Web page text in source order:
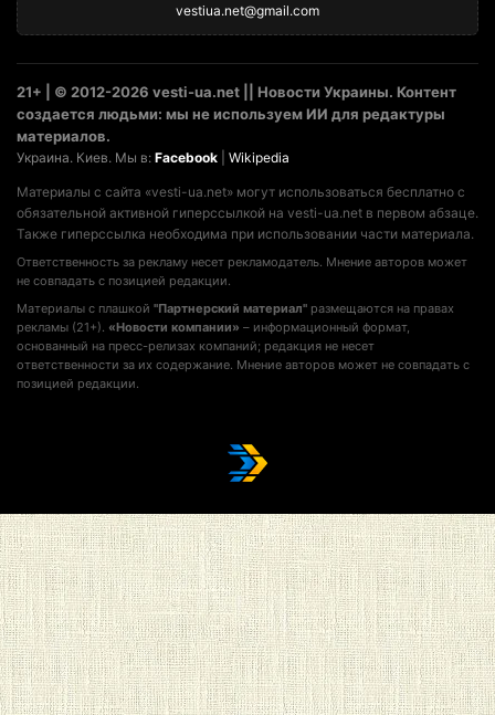
vestiua.net@gmail.com
21+ | © 2012-2026 vesti-ua.net || Новости Украины. Контент
создается людьми: мы не используем ИИ для редактуры
материалов.
Украина. Киев. Мы в: Facebook Wikipedia
Материалы с сайта «vesti-ua.net» могут использоваться бесплатно с
обязательной активной гиперссылкой на vesti-ua.net в первом абзаце.
Также гиперссылка необходима при использовании части материала.
Ответственность за рекламу несет рекламодатель. Мнение авторов может
не совпадать с позицией редакции.
Материалы с плашкой "Партнерский материал" размещаются на правах
рекламы (21+). «Новости компании» – информационный формат,
основанный на пресс-релизах компаний; редакция не несет
ответственности за их содержание. Мнение авторов может не совпадать с
позицией редакции.